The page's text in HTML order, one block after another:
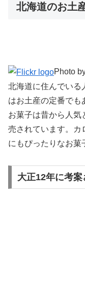
北海道のお土
Photo
北海道に住んでいる
はお土産の定番でも
お菓子は昔から人気
売されています。カ
にもぴったりなお菓
大正12年に考